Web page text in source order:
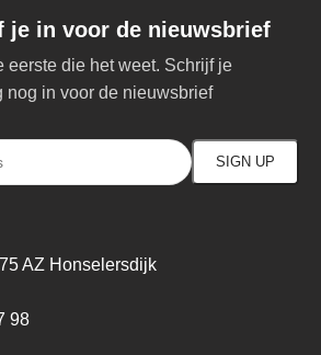
je in voor de nieuwsbrief
eerste die het weet. Schrijf je
nog in voor de nieuwsbrief
AZ Honselersdijk
98